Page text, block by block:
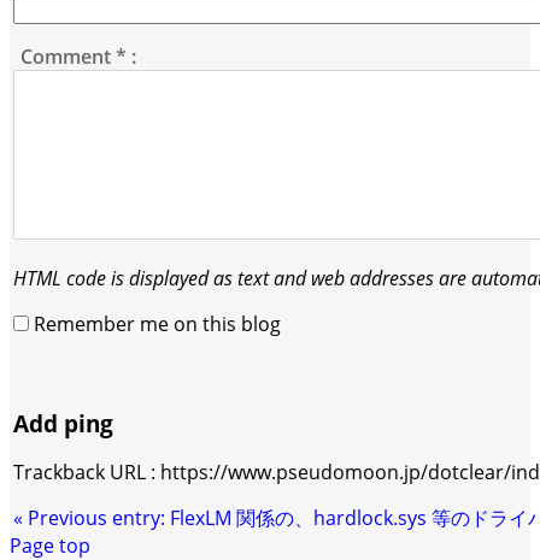
Comment* :
HTML code is displayed as text and web addresses are
Remember me on this blog
Add ping
Trackback URL : https://www.pseudomoon.jp/dotclear/
« Previous entry: FlexLM 関係の、hardlock.sys 等のドライ
Page top